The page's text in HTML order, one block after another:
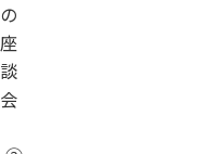
の
座
談
会